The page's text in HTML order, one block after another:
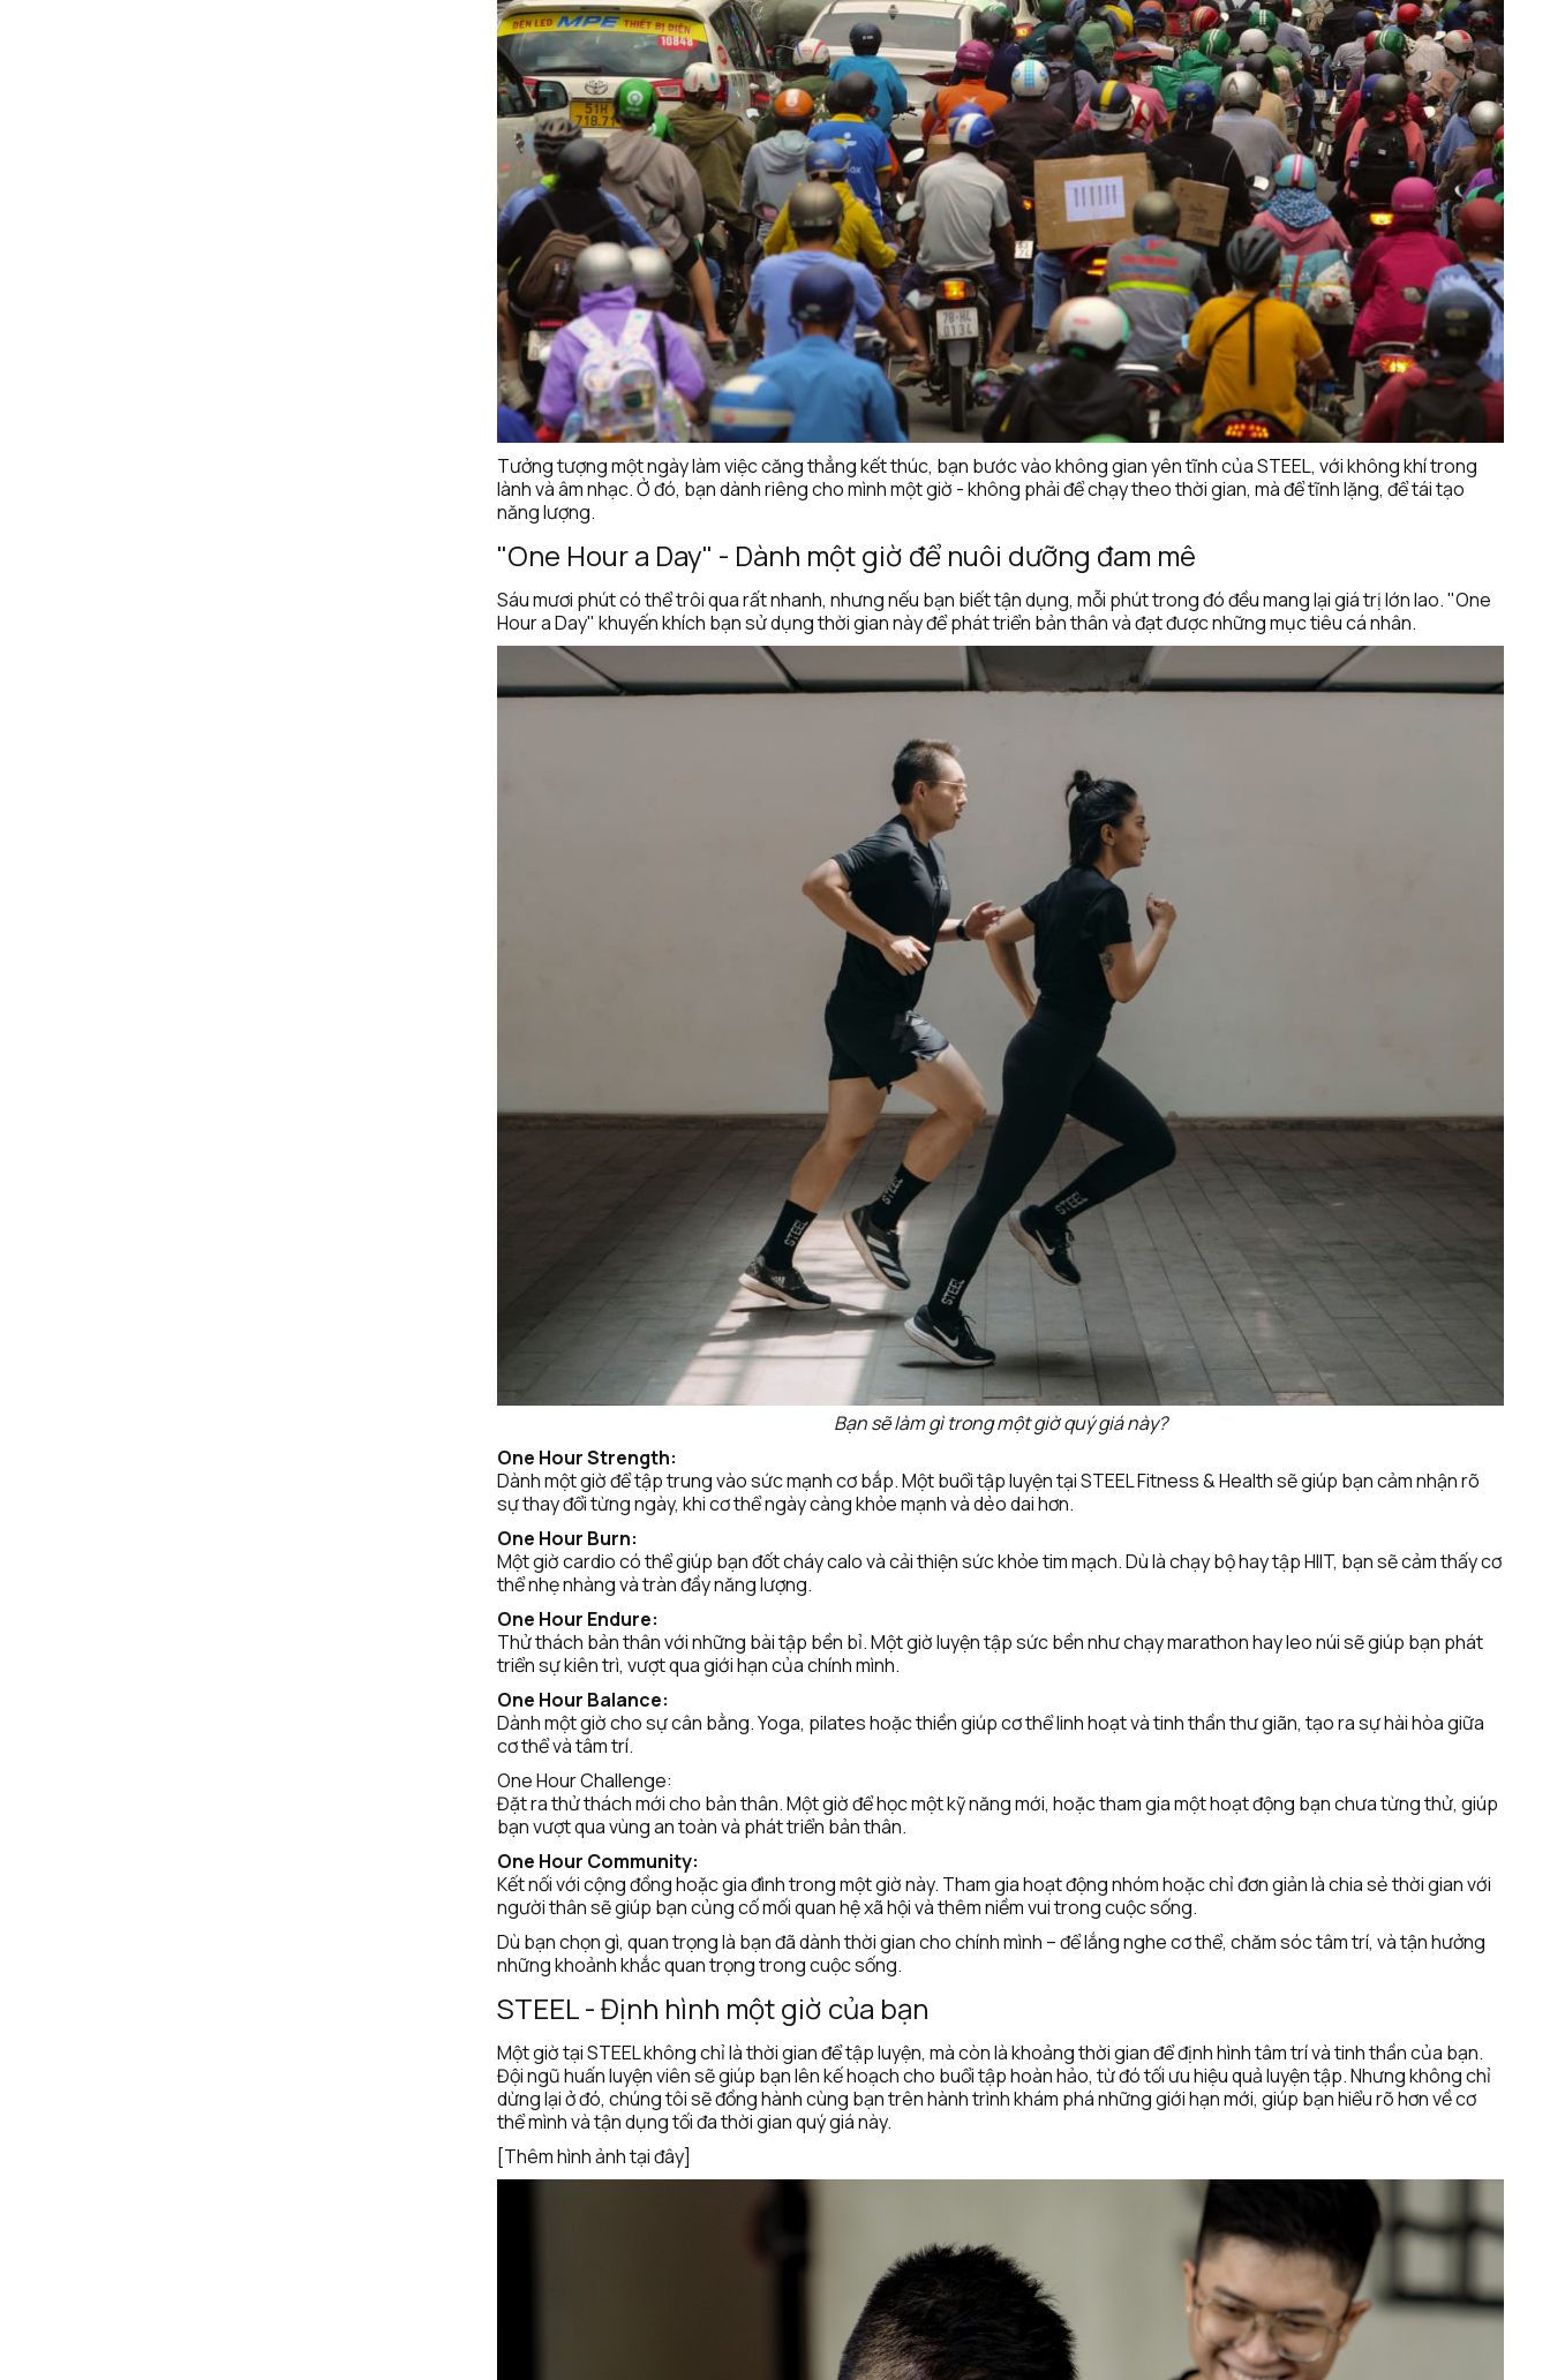
Tưởng tượng một ngày làm việc căng thẳng kết thúc, bạn bước vào không gian yên tĩnh của STEEL, với không khí trong
lành và âm nhạc. Ở đó, bạn dành riêng cho mình một giờ - không phải để chạy theo thời gian, mà để tĩnh lặng, để tái tạo
năng lượng.
"One Hour a Day" - Dành một giờ để nuôi dưỡng đam mê
Sáu mươi phút có thể trôi qua rất nhanh, nhưng nếu bạn biết tận dụng, mỗi phút trong đó đều mang lại giá trị lớn lao. "One
Hour a Day" khuyến khích bạn sử dụng thời gian này để phát triển bản thân và đạt được những mục tiêu cá nhân.
Bạn sẽ làm gì trong một giờ quý giá này?
One Hour Strength:
Dành một giờ để tập trung vào sức mạnh cơ bắp. Một buổi tập luyện tại STEEL Fitness & Health sẽ giúp bạn cảm nhận rõ
sự thay đổi từng ngày, khi cơ thể ngày càng khỏe mạnh và dẻo dai hơn.
One Hour Burn:
Một giờ cardio có thể giúp bạn đốt cháy calo và cải thiện sức khỏe tim mạch. Dù là chạy bộ hay tập HIIT, bạn sẽ cảm thấy cơ
thể nhẹ nhàng và tràn đầy năng lượng.
One Hour Endure:
Thử thách bản thân với những bài tập bền bỉ. Một giờ luyện tập sức bền như chạy marathon hay leo núi sẽ giúp bạn phát
triển sự kiên trì, vượt qua giới hạn của chính mình.
One Hour Balance:
Dành một giờ cho sự cân bằng. Yoga, pilates hoặc thiền giúp cơ thể linh hoạt và tinh thần thư giãn, tạo ra sự hài hòa giữa
cơ thể và tâm trí.
One Hour Challenge:
Đặt ra thử thách mới cho bản thân. Một giờ để học một kỹ năng mới, hoặc tham gia một hoạt động bạn chưa từng thử, giúp
bạn vượt qua vùng an toàn và phát triển bản thân.
One Hour Community:
Kết nối với cộng đồng hoặc gia đình trong một giờ này. Tham gia hoạt động nhóm hoặc chỉ đơn giản là chia sẻ thời gian với
người thân sẽ giúp bạn củng cố mối quan hệ xã hội và thêm niềm vui trong cuộc sống.
Dù bạn chọn gì, quan trọng là bạn đã dành thời gian cho chính mình – để lắng nghe cơ thể, chăm sóc tâm trí, và tận hưởng
những khoảnh khắc quan trọng trong cuộc sống.
STEEL - Định hình một giờ của bạn
Một giờ tại STEEL không chỉ là thời gian để tập luyện, mà còn là khoảng thời gian để định hình tâm trí và tinh thần của bạn.
Đội ngũ huấn luyện viên sẽ giúp bạn lên kế hoạch cho buổi tập hoàn hảo, từ đó tối ưu hiệu quả luyện tập. Nhưng không chỉ
dừng lại ở đó, chúng tôi sẽ đồng hành cùng bạn trên hành trình khám phá những giới hạn mới, giúp bạn hiểu rõ hơn về cơ
thể mình và tận dụng tối đa thời gian quý giá này.
[Thêm hình ảnh tại đây]